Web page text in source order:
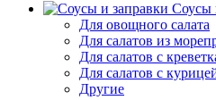
Соусы
Для овощного салата
Для салатов из
Для салатов с
Для салатов с
Другие